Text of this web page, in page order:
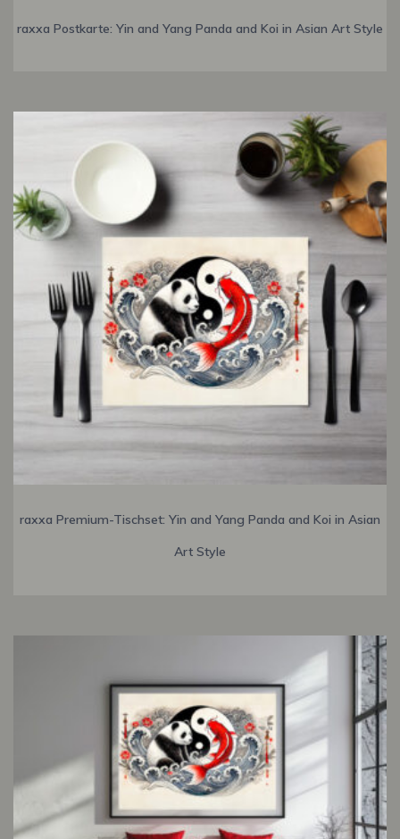
raxxa Postkarte: Yin and Yang Panda and Koi in Asian Art Style
raxxa Premium-Tischset: Yin and Yang Panda and Koi in Asian
Art Style